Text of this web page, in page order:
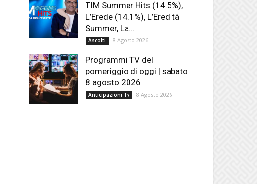
TIM Summer Hits (14.5%),
L’Erede (14.1%), L’Eredità
Summer, La...
Ascolti 8 Agosto 2026
Programmi TV del
pomeriggio di oggi | sabato
8 agosto 2026
Anticipazioni Tv 8 Agosto 2026